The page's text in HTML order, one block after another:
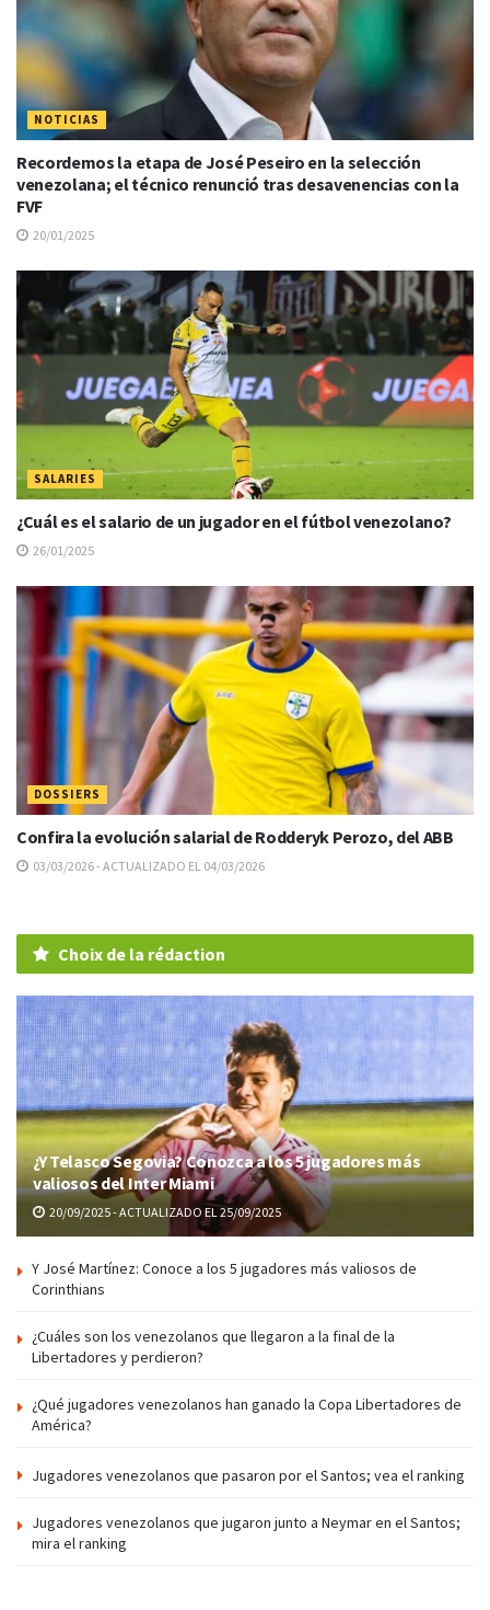
NOTICIAS
Recordemos la etapa de José Peseiro en la selección
venezolana; el técnico renunció tras desavenencias con la
FVF
20/01/2025
SALARIES
¿Cuál es el salario de un jugador en el fútbol venezolano?
26/01/2025
DOSSIERS
Confira la evolución salarial de Rodderyk Perozo, del ABB
03/03/2026 - ACTUALIZADO EL 04/03/2026
Choix de la rédaction
¿Y Telasco Segovia? Conozca a los 5 jugadores más
valiosos del Inter Miami
20/09/2025 - ACTUALIZADO EL 25/09/2025
Y José Martínez: Conoce a los 5 jugadores más valiosos de
Corinthians
¿Cuáles son los venezolanos que llegaron a la final de la
Libertadores y perdieron?
¿Qué jugadores venezolanos han ganado la Copa Libertadores de
América?
Jugadores venezolanos que pasaron por el Santos; vea el ranking
Jugadores venezolanos que jugaron junto a Neymar en el Santos;
mira el ranking